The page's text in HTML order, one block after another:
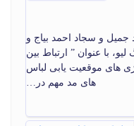
جمیل و سجاد احمد بیاج و
با عنوان ” ارتباط بین
های موقعیت یابی لباس
های مد مهم در…